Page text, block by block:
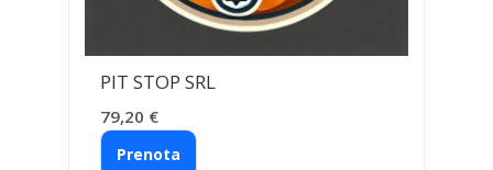
PIT STOP SRL
79,20 €
Prenota